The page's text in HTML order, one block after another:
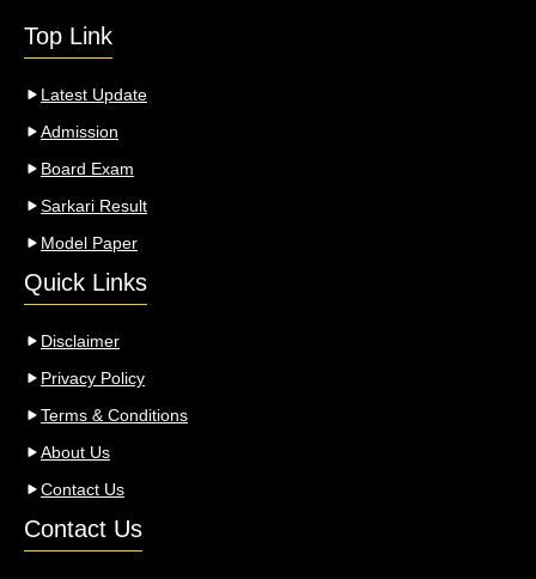
Top Link
Latest Update
Admission
Board Exam
Sarkari Result
Model Paper
Quick Links
Disclaimer
Privacy Policy
Terms & Conditions
About Us
Contact Us
Contact Us